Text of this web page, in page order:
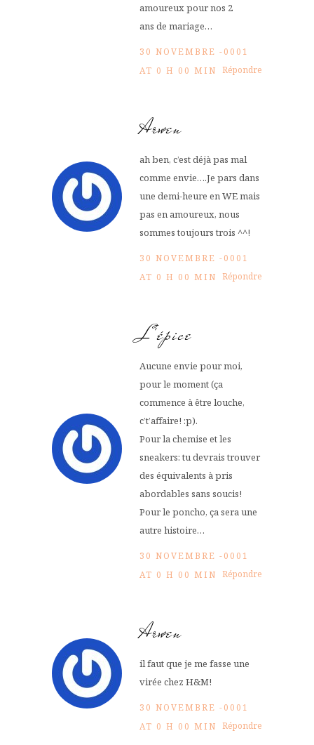
amoureux pour nos 2
ans de mariage…
30 NOVEMBRE -0001
AT 0 H 00 MIN Répondre
Arwen
ah ben, c’est déjà pas mal
comme envie….Je pars dans
une demi-heure en WE mais
pas en amoureux, nous
sommes toujours trois ^^!
30 NOVEMBRE -0001
AT 0 H 00 MIN Répondre
L'épice
Aucune envie pour moi,
pour le moment (ça
commence à être louche,
c’t’affaire! :p).
Pour la chemise et les
sneakers: tu devrais trouver
des équivalents à pris
abordables sans soucis!
Pour le poncho, ça sera une
autre histoire…
30 NOVEMBRE -0001
AT 0 H 00 MIN Répondre
Arwen
il faut que je me fasse une
virée chez H&M!
30 NOVEMBRE -0001
AT 0 H 00 MIN Répondre